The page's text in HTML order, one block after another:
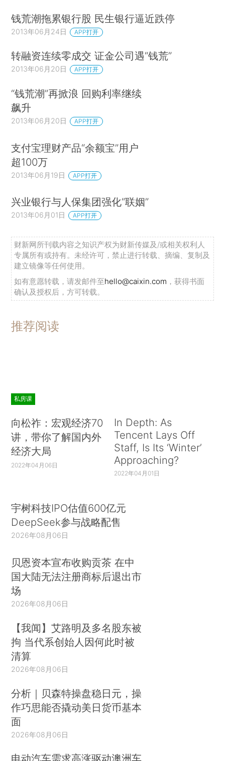
钱荒潮拖累银行股 民生银行逼近跌停
2013年06月24日 APP打开
转融资连续零成交 证金公司遇“钱荒”
2013年06月20日 APP打开
“钱荒潮”再掀浪 回购利率继续
飙升
2013年06月20日 APP打开
支付宝理财产品“余额宝”用户
超100万
2013年06月19日 APP打开
兴业银行与人保集团强化“联姻”
2013年06月01日 APP打开
财新网所刊载内容之知识产权为财新传媒及/或相关权利人
专属所有或持有。未经许可，禁止进行转载、摘编、复制及
建立镜像等任何使用。
如有意愿转载，请发邮件至hello@caixin.com ，获得书面
确认及授权后，方可转载。
推荐阅读
私房课
向松祚：宏观经济70
讲，带你了解国内外
经济大局
2022年04月06日
In Depth: As
Tencent Lays Off
Staff, Is Its ‘Winter’
Approaching?
2022年04月01日
宇树科技IPO估值600亿元
DeepSeek参与战略配售
2026年08月06日
贝恩资本宣布收购贡茶 在中
国大陆无法注册商标后退出市
场
2026年08月06日
【我闻】艾路明及多名股东被
拘 当代系创始人因何此时被
清算
2026年08月06日
分析｜贝森特操盘稳日元，操
作巧思能否撬动美日货币基本
面
2026年08月06日
电动汽车需求高涨驱动澳洲车